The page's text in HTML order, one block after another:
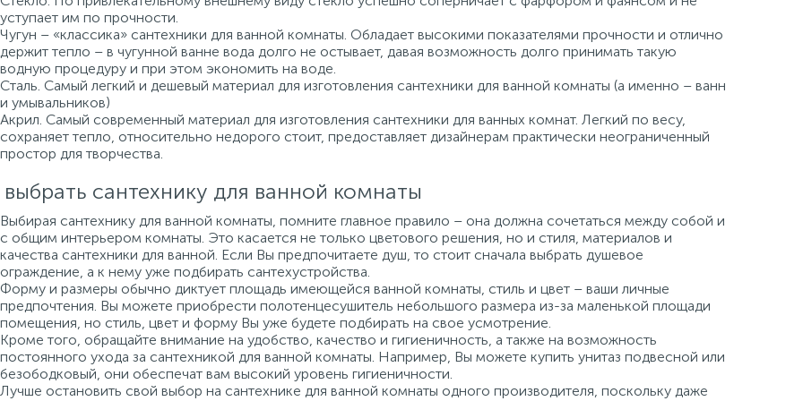
уступает им по прочности.
Чугун – «классика» сантехники для ванной комнаты. Обладает высокими показателями прочности и отлично
держит тепло – в чугунной ванне вода долго не остывает, давая возможность долго принимать такую
водную процедуру и при этом экономить на воде.
Сталь. Самый легкий и дешевый материал для изготовления сантехники для ванной комнаты (а именно – ванн
и умывальников)
Акрил. Самый современный материал для изготовления сантехники для ванных комнат. Легкий по весу,
сохраняет тепло, относительно недорого стоит, предоставляет дизайнерам практически неограниченный
простор для творчества.
выбрать сантехнику для ванной комнаты
Выбирая сантехнику для ванной комнаты, помните главное правило – она должна сочетаться между собой и
с общим интерьером комнаты. Это касается не только цветового решения, но и стиля, материалов и
качества сантехники для ванной. Если Вы предпочитаете душ, то стоит сначала выбрать душевое
ограждение, а к нему уже подбирать сантехустройства.
Форму и размеры обычно диктует площадь имеющейся ванной комнаты, стиль и цвет – ваши личные
предпочтения. Вы можете приобрести полотенцесушитель небольшого размера из-за маленькой площади
помещения, но стиль, цвет и форму Вы уже будете подбирать на свое усмотрение.
Кроме того, обращайте внимание на удобство, качество и гигиеничность, а также на возможность
постоянного ухода за сантехникой для ванной комнаты. Например, Вы можете купить унитаз подвесной или
безободковый, они обеспечат вам высокий уровень гигиеничности.
Лучше остановить свой выбор на сантехнике для ванной комнаты одного производителя, поскольку даже